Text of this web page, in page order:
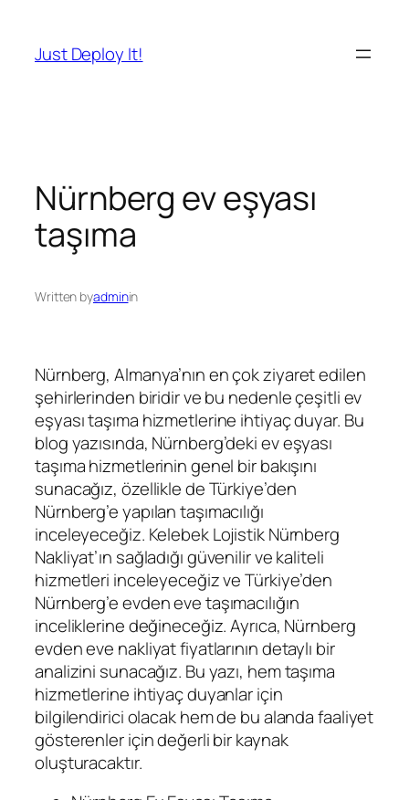
Just Deploy It!
Nürnberg ev eşyası
taşıma
Written byadminin
Nürnberg, Almanya’nın en çok ziyaret edilen
şehirlerinden biridir ve bu nedenle çeşitli ev
eşyası taşıma hizmetlerine ihtiyaç duyar. Bu
blog yazısında, Nürnberg’deki ev eşyası
taşıma hizmetlerinin genel bir bakışını
sunacağız, özellikle de Türkiye’den
Nürnberg’e yapılan taşımacılığı
inceleyeceğiz. Kelebek Lojistik Nürnberg
Nakliyat’ın sağladığı güvenilir ve kaliteli
hizmetleri inceleyeceğiz ve Türkiye’den
Nürnberg’e evden eve taşımacılığın
inceliklerine değineceğiz. Ayrıca, Nürnberg
evden eve nakliyat fiyatlarının detaylı bir
analizini sunacağız. Bu yazı, hem taşıma
hizmetlerine ihtiyaç duyanlar için
bilgilendirici olacak hem de bu alanda faaliyet
gösterenler için değerli bir kaynak
oluşturacaktır.